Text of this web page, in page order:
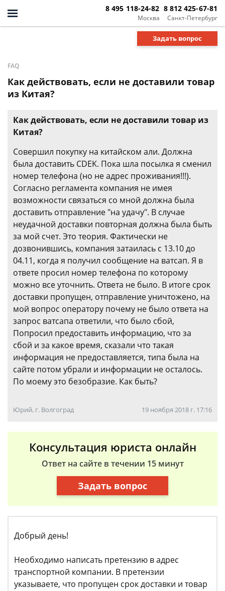
Москва
8 495 118-24-82
Санкт-Петербург
8 812 425-67-81
Задать вопрос
FAQ
Как действовать, если не доставили товар
из Китая?
Как действовать, если не доставили товар из
Китая?
Совершил покупку на китайском али. Должна
была доставить CDEK. Пока шла посылка я сменил
номер телефона (но не адрес проживания!!!).
Согласно регламента компания не имея
возможности связаться со мной должна была
доставить отправление "на удачу". В случае
неудачной доставки повторная должна была быть
за мой счет. Это теория. Фактически не
дозвонившись, компания затаилась с 13.10 до
04.11, когда я получил сообщение на ватсап. Я в
ответе просил номер телефона по которому
можно все уточнить. Ответа не было. В итоге срок
доставки пропущен, отправление уничтожено, на
мой вопрос оператору почему не было ответа на
запрос ватсапа ответили, что было сбой,
Попросил предоставить информацию, что за
сбой и за какое время, сказали что такая
информация не предоставляется, типа была на
сайте потом убрали и информации не осталось.
По моему это безобразие. Как быть?
Юрий, г. Волгоград 19 ноября 2018 г. 17:16
Консультация юриста онлайн
Ответ на сайте в течении 15 минут
Задать вопрос
Добрый день!
Необходимо написать претензию в адрес
транспортной компании. В претензии
указываете, что пропущен срок доставки и товар